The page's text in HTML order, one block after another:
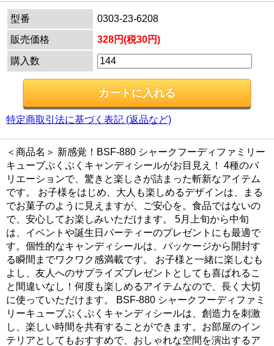
型番
0303-23-6208
販売価格
328円(税30円)
購入数
特定商取引法に基づく表記 (返品など)
＜商品名＞ 新感覚！BSF-880 シャークフーディファミリー
キューブぷくぷくキャンディシールがお目見え！ 4種のバ
リエーションで、驚きと楽しさが詰まった斬新なアイテム
です。 お子様をはじめ、大人も楽しめるデザインは、まる
でお菓子のように見えますが、ご安心を。食品ではないの
で、安心してお楽しみいただけます。 5月上旬から中旬
は、イベントや誕生日パーティーのプレゼントにも最適で
す。個性的なキャンディシールは、パッケージから開封す
る瞬間までワクワク感満載です。 お子様と一緒に楽しむも
よし、友人へのサプライズプレゼントとしても喜ばれるこ
と間違いなし！何度も楽しめるアイテムなので、長く大切
に使っていただけます。 BSF-880 シャークフーディファミ
リーキューブぷくぷくキャンディシールは、創造力を刺激
し、楽しい時間を共有することができます。お部屋のイン
テリアとしてもおすすめで、おしゃれな空間を演出するア